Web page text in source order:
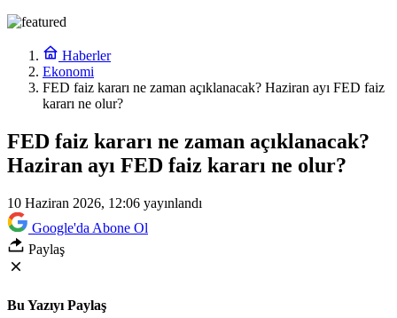
Haberler
Ekonomi
FED faiz kararı ne zaman açıklanacak? Haziran ayı FED faiz
kararı ne olur?
FED faiz kararı ne zaman açıklanacak?
Haziran ayı FED faiz kararı ne olur?
10 Haziran 2026, 12:06 yayınlandı
Google'da Abone Ol
Paylaş
Bu Yazıyı Paylaş